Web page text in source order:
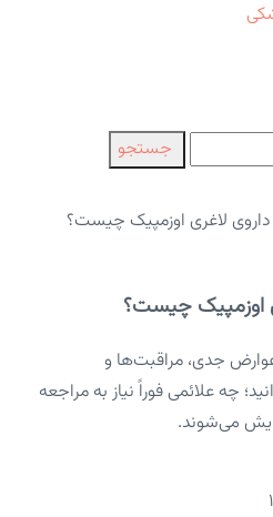
جستجو
لاغری اوزمپیک چیست؟
اوزمپیک چیست؟
عوارض جدی، مراقبت‌ها و
چه علائمی فوراً نیاز به مراجعه
می‌شوند.